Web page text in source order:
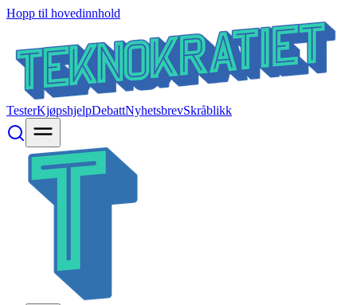
Hopp til hovedinnhold
TesterKjøpshjelpDebattNyhetsbrevSkråblikk